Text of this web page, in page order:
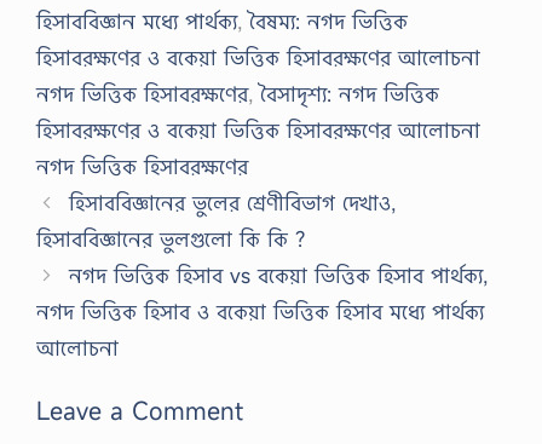
হিসাববিজ্ঞান মধ্যে পার্থক্য,বৈষম্য: নগদ ভিত্তিক
হিসাবরক্ষণের ও বকেয়া ভিত্তিক হিসাবরক্ষণের আলোচনা
নগদ ভিত্তিক হিসাবরক্ষণের,বৈসাদৃশ্য: নগদ ভিত্তিক
হিসাবরক্ষণের ও বকেয়া ভিত্তিক হিসাবরক্ষণের আলোচনা
নগদ ভিত্তিক হিসাবরক্ষণের
হিসাববিজ্ঞানের ভুলের শ্রেণীবিভাগ দেখাও,
হিসাববিজ্ঞানের ভুলগুলো কি কি ?
নগদ ভিত্তিক হিসাব vs বকেয়া ভিত্তিক হিসাব পার্থক্য,
নগদ ভিত্তিক হিসাব ও বকেয়া ভিত্তিক হিসাব মধ্যে পার্থক্য
আলোচনা
Leave a Comment